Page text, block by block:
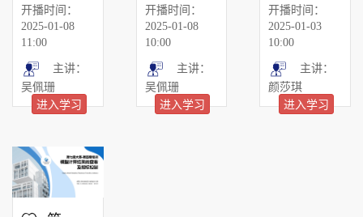
开播时间：
2025-01-08
11:00
主讲：
吴佩珊
进入学习
开播时间：
2025-01-08
10:00
主讲：
吴佩珊
进入学习
开播时间：
2025-01-03
10:00
主讲：
颜莎琪
进入学习